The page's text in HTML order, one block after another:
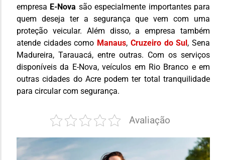
empresa E-Nova são especialmente importantes para
quem deseja ter a segurança que vem com uma
proteção veicular. Além disso, a empresa também
atende cidades como Manaus, Cruzeiro do Sul, Sena
Madureira, Tarauacá, entre outras. Com os serviços
disponíveis da E-Nova, veículos em Rio Branco e em
outras cidades do Acre podem ter total tranquilidade
para circular com segurança.
Avaliação